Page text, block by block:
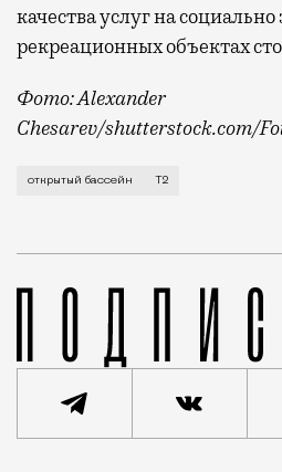
качества услуг на
рекреационных объектах
Фото:Alexander
Chesarev/shutterstock.com/
В Москве установилась
открытый бассейн Т2